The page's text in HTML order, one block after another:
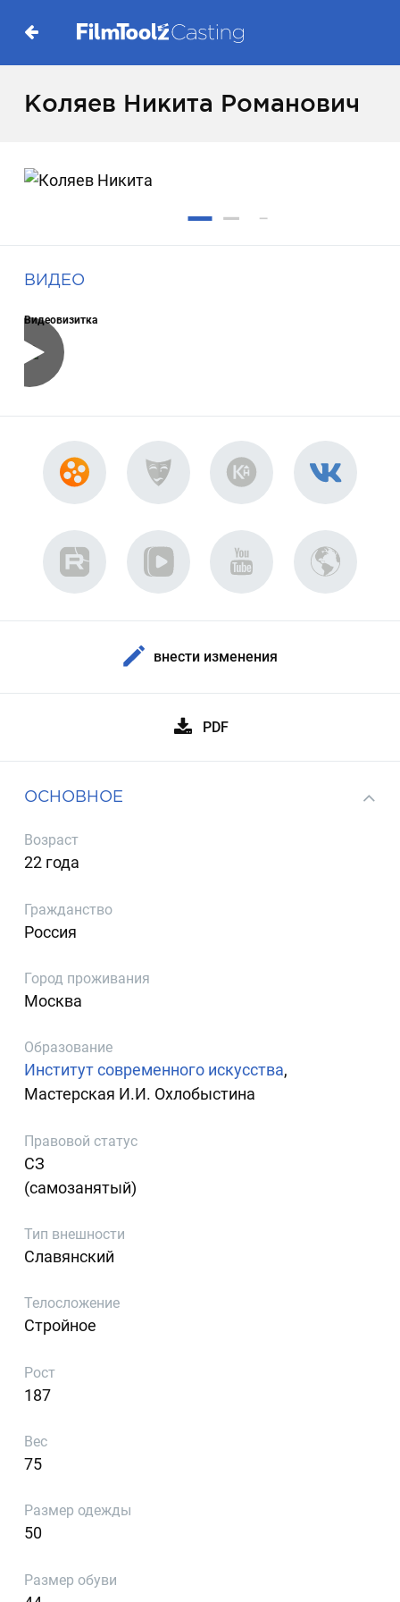
Коляев Никита Романович
ВИДЕО
Видеовизитка
внести изменения
PDF
ОСНОВНОЕ
Возраст
22 года
Гражданство
Россия
Город проживания
Москва
Образование
Институт современного искусства,
Мастерская И.И. Охлобыстина
Правовой статус
СЗ
(самозанятый)
Тип внешности
Славянский
Телосложение
Стройное
Рост
187
Вес
75
Размер одежды
50
Размер обуви